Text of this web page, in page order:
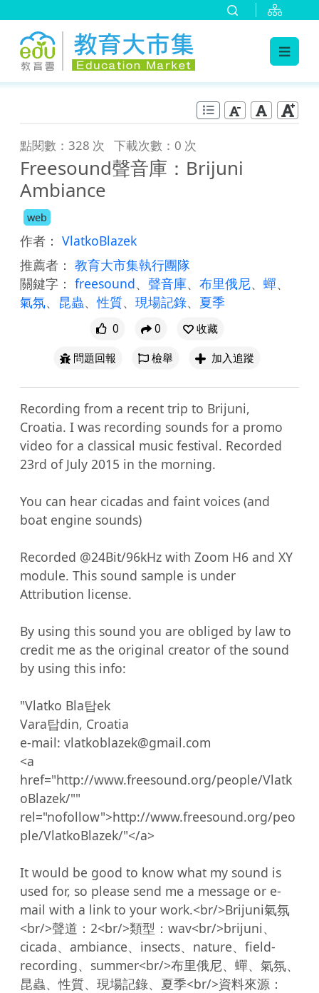
點閱數：328 次 下載次數：0 次
Freesound聲音庫：Brijuni
Ambiance
web
作者： VlatkoBlazek
推薦者： 教育大市集執行團隊
關鍵字： freesound、 聲音庫、 布里俄尼、 蟬、
氣氛、 昆蟲、性質、 現場記錄、 夏季
0 0
收藏
問題回報
檢舉 加入追蹤
Recording from a recent trip to Brijuni,
Croatia. I was recording sounds for a promo
video for a classical music festival. Recorded
23rd of July 2015 in the morning.
You can hear cicadas and faint voices (and
boat engine sounds)
Recorded @24Bit/96kHz with Zoom H6 and XY
module. This sound sample is under
Attribution license.
By using this sound you are obliged by law to
credit me as the original creator of the sound
by using this info:
"Vlatko Bla탑ek
Vara탑din, Croatia
e-mail: vlatkoblazek@gmail.com
<a
href="http://www.freesound.org/people/Vlatk
oBlazek/""
rel="nofollow">http://www.freesound.org/peo
ple/VlatkoBlazek/"</a>
It would be good to know what my sound is
used for, so please send me a message or e-
mail with a link to your work.<br/>Brijuni氣氛
<br/>聲道：2<br/>類型：wav<br/>brijuni、
cicada、ambiance、insects、nature、field-
recording、summer<br/>布里俄尼、蟬、氣氛、
昆蟲、性質、現場記錄、夏季<br/>資料來源：